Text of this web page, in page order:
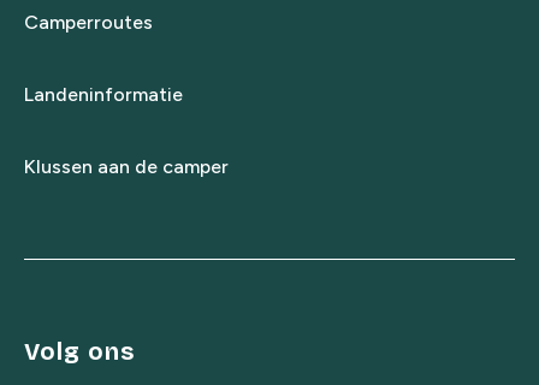
Camperroutes
Landeninformatie
Klussen aan de camper
Volg ons